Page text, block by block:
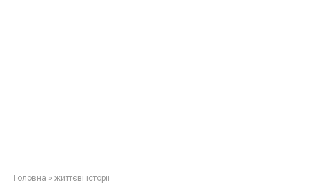
Головна » життєві історії